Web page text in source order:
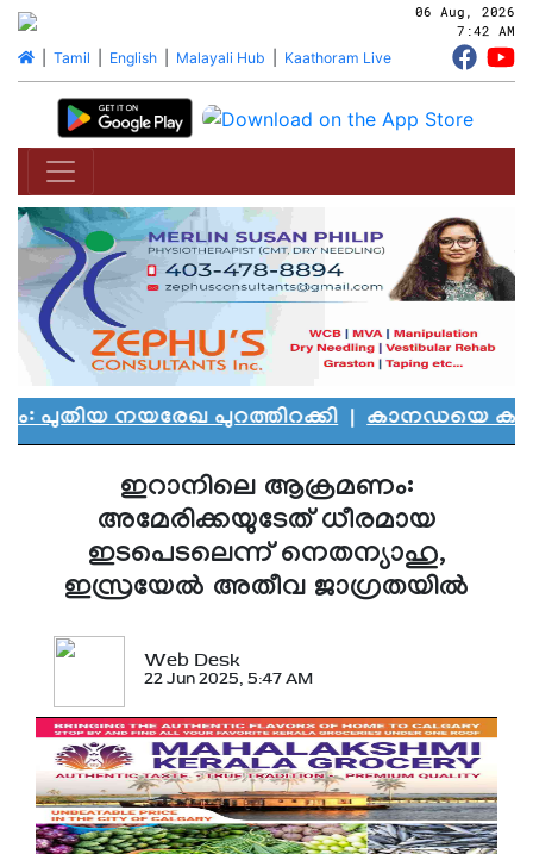
06 Aug, 2026
7:42 AM
| Tamil English| Malayali Hub Kaathoram Live
നയരേഖ പുറത്തിറക്കി|കാനഡയെ
ഇറാനിലെ ആക്രമണം:
അമേരിക്കയുടേത് ധീരമായ
ഇടപെടലെന്ന് നെതന്യാഹു,
ഇസ്രയേൽ അതീവ ജാഗ്രതയിൽ
Web Desk
22 Jun 2025, 5:47 AM